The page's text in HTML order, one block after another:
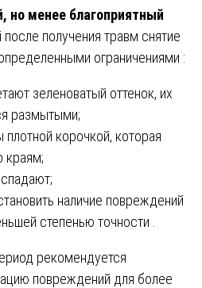
менее благоприятный
получения травм снятие
ограничениями :
зеленоватый оттенок, их
размытыми;
корочкой, которая
краям;
наличие повреждений
степенью точности .
рекомендуется
повреждений для более